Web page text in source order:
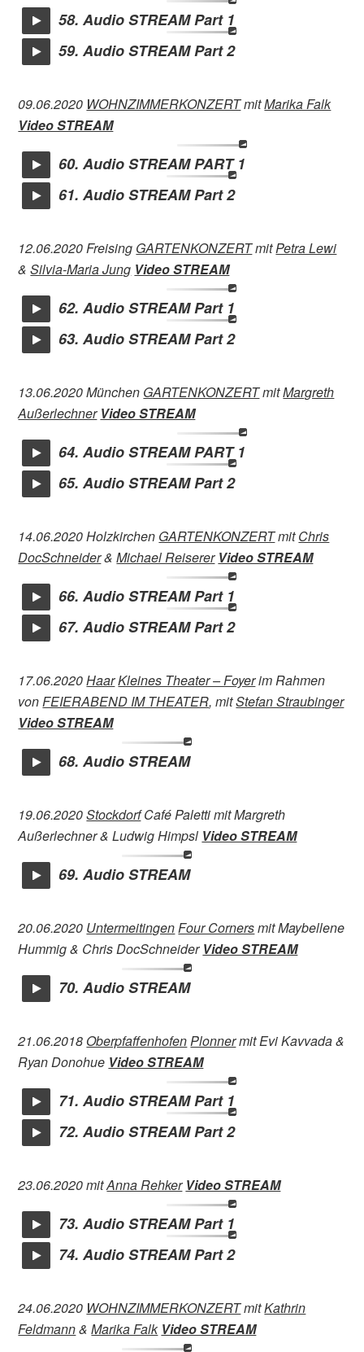
58. Audio STREAM Part 1
59. Audio STREAM Part 2
09.06.2020 WOHNZIMMERKONZERTmitMarika Falk
Video STREAM
60. Audio STREAM PART 1
61. Audio STREAM Part 2
12.06.2020 Freising GARTENKONZERTmitPetra Lewi
&Silvia-Maria Jung Video STREAM
62. Audio STREAM Part 1
63. Audio STREAM Part 2
13.06.2020 München GARTENKONZERTmitMargreth
Außerlechner Video STREAM
64. Audio STREAM PART 1
65. Audio STREAM Part 2
14.06.2020 Holzkirchen GARTENKONZERTmitChris
DocSchneider&Michael Reiserer Video STREAM
66. Audio STREAM Part 1
67. Audio STREAM Part 2
17.06.2020HaarKleines Theater – Foyerim Rahmen
vonFEIERABEND IM THEATER, mitStefan Straubinger
Video STREAM
68. Audio STREAM
19.06.2020StockdorfCafé Paletti mit Margreth
Außerlechner & Ludwig Himpsl Video STREAM
69. Audio STREAM
20.06.2020 UntermeitingenFour Cornersmit Maybellene
Hummig & Chris DocSchneider Video STREAM
70. Audio STREAM
21.06.2018 OberpfaffenhofenPlonnermit Evi Kavvada &
Ryan Donohue Video STREAM
71. Audio STREAM Part 1
72. Audio STREAM Part 2
23.06.2020 mitAnna Rehker Video STREAM
73. Audio STREAM Part 1
74. Audio STREAM Part 2
24.06.2020 WOHNZIMMERKONZERTmitKathrin
Feldmann&Marika Falk Video STREAM